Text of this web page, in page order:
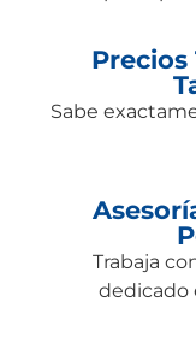
Precios
Sabe
Trabaja
dedicado